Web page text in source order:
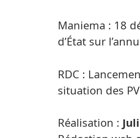
Maniema : 18
d’État sur
RDC :
situation des
Réalisation :